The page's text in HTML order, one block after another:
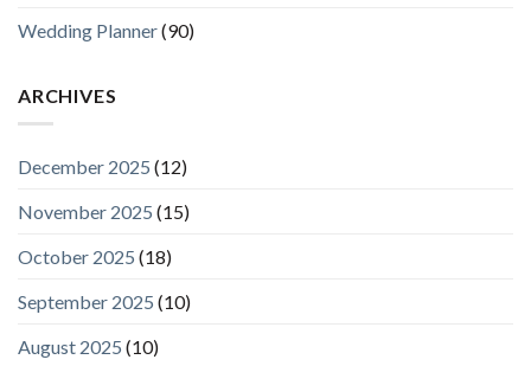
Wedding Planner(90)
ARCHIVES
December 2025 (12)
November 2025 (15)
October 2025 (18)
September 2025 (10)
August 2025 (10)